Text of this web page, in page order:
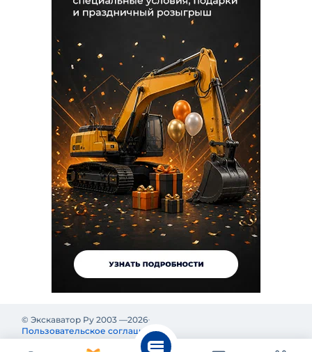
© Экскаватор Ру 2003 —2026
Пользовательское соглашение
Политика конфиденциальности Реклама на Экскаватор Ру